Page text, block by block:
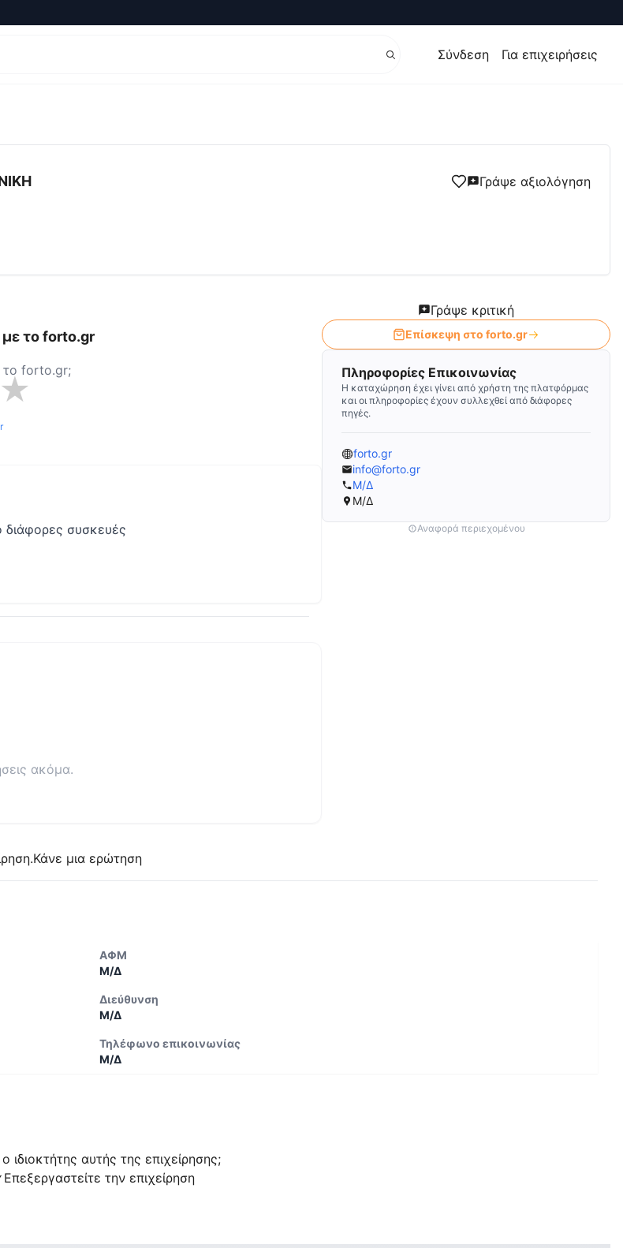
Σύνδεση Για επιχειρήσεις
forto - ΧΡΩΜΑΤΑ ΣΙΔΗΡΙΚΑ ΕΡΓΑΛΕΙΑ | ΘΕΣΣΑΛΟΝΙΚΗ Γράψε αξιολόγηση
τοforto.gr
το forto.gr;
★
διάφορες συσκευές
ακόμα.
Κάνε μια ερώτηση
Γράψε κριτική
Επίσκεψη στο forto.gr
Πληροφορίες Επικοινωνίας
Η καταχώρηση έχει γίνει από χρήστη της πλατφόρμας
και οι πληροφορίες έχουν συλλεχθεί από διάφορες
πηγές.
forto.gr
info@forto.gr
Μ/Δ
Μ/Δ
Αναφορά περιεχομένου
ΑΦΜ
Μ/Δ
Διεύθυνση
Μ/Δ
Τηλέφωνο επικοινωνίας
Μ/Δ
ο ιδιοκτήτης αυτής της επιχείρησης;
Επεξεργαστείτε την επιχείρηση